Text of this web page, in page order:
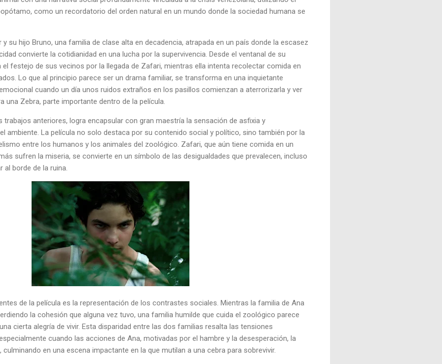
como un recordatorio del orden natural en un mundo donde la sociedad humana se
y su hijo Bruno, una familia de clase alta en decadencia, atrapada en un país donde la escasez
convierte la cotidianidad en una lucha por la supervivencia. Desde el ventanal de su
festejo de sus vecinos por la llegada de Zafari, mientras ella intenta recolectar comida en
Lo que al principio parece ser un drama familiar, se transforma en una inquietante
cuando un día unos ruidos extraños en los pasillos comienzan a aterrorizarla y ver
una Zebra, parte importante dentro de la película.
trabajos anteriores, logra encapsular con gran maestría la sensación de asfixia y
ambiente. La película no solo destaca por su contenido social y político, sino también por la
entre los humanos y los animales del zoológico. Zafari, que aún tiene comida en un
sufren la miseria, se convierte en un símbolo de las desigualdades que prevalecen, incluso
borde de la ruina.
de la película es la representación de los contrastes sociales. Mientras la familia de Ana
la cohesión que alguna vez tuvo, una familia humilde que cuida el zoológico parece
cierta alegría de vivir. Esta disparidad entre las dos familias resalta las tensiones
cuando las acciones de Ana, motivadas por el hambre y la desesperación, la
en una escena impactante en la que mutilan a una cebra para sobrevivir.